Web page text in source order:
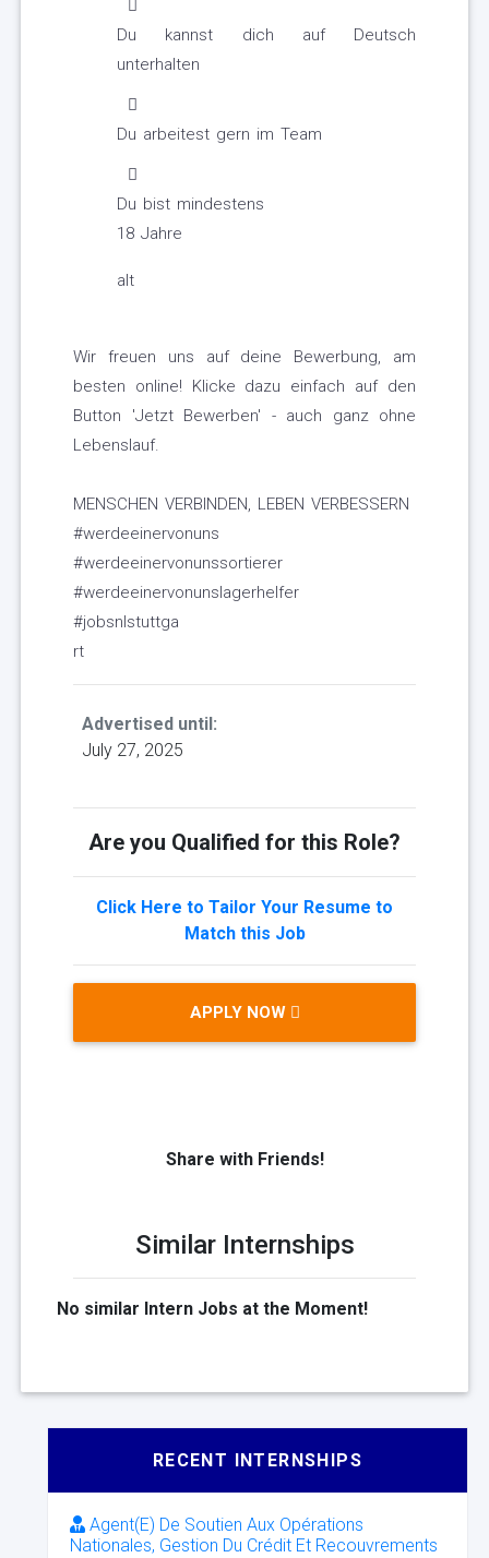
Du kannst dich auf Deutsch
unterhalten
Du arbeitest gern im Team
Du bist mindestens
18 Jahre
alt
Wir freuen uns auf deine Bewerbung, am
besten online! Klicke dazu einfach auf den
Button 'Jetzt Bewerben' - auch ganz ohne
Lebenslauf.
MENSCHEN VERBINDEN, LEBEN VERBESSERN
#werdeeinervonuns
#werdeeinervonunssortierer
#werdeeinervonunslagerhelfer
#jobsnlstuttga
rt
Advertised until:
July 27, 2025
Are you Qualified for this Role?
Click Here to Tailor Your Resume to
Match this Job
APPLY NOW
Share with Friends!
Similar Internships
No similar Intern Jobs at the Moment!
RECENT INTERNSHIPS
Agent(E) De Soutien Aux Opérations
Nationales, Gestion Du Crédit Et Recouvrements